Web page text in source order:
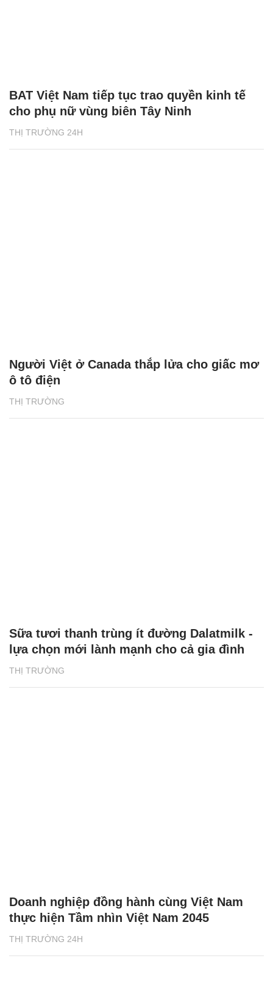
THỊ TRƯỜNG 24H
BAT Việt Nam tiếp tục trao quyền kinh tế
cho phụ nữ vùng biên Tây Ninh
THỊ TRƯỜNG
Người Việt ở Canada thắp lửa cho giấc mơ
ô tô điện
THỊ TRƯỜNG
Sữa tươi thanh trùng ít đường Dalatmilk -
lựa chọn mới lành mạnh cho cả gia đình
THỊ TRƯỜNG 24H
Doanh nghiệp đồng hành cùng Việt Nam
thực hiện Tầm nhìn Việt Nam 2045